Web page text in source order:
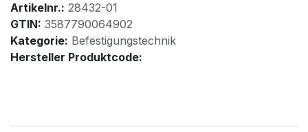
Artikelnr.: 28432-01
GTIN: 3587790064902
Kategorie: Befestigungstechnik
Hersteller Produktcode: